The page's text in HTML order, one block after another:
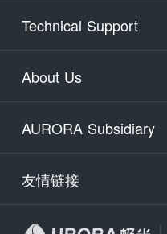
Technical Support
About Us
AURORA Subsidiary
友情链接